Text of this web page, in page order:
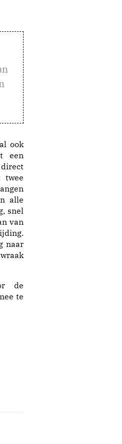
ook
een
twee
alle
snel
van
naar
de
te